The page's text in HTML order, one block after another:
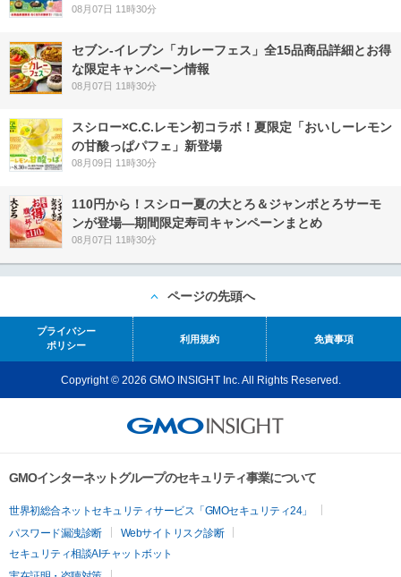
08月07日 11時30分
セブン‐イレブン「カレーフェス」全15品商品詳細とお得
な限定キャンペーン情報
08月07日 11時30分
スシロー×C.C.レモン初コラボ！夏限定「おいしーレモン
の甘酸っぱパフェ」新登場
08月09日 11時30分
110円から！スシロー夏の大とろ＆ジャンボとろサーモ
ンが登場―期間限定寿司キャンペーンまとめ
08月07日 11時30分
ページの先頭へ
プライバシー
ポリシー
利用規約 免責事項
Copyright © 2026 GMO INSIGHT Inc. All Rights Reserved.
GMOインターネットグループのセキュリティ事業について
世界初総合ネットセキュリティサービス「GMOセキュリティ24」
パスワード漏洩診断
Webサイトリスク診断
セキュリティ相談AIチャットボット